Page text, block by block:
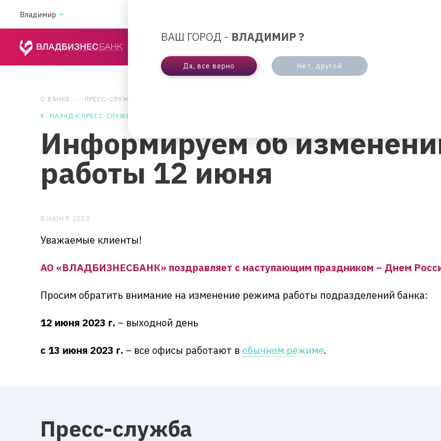
Владимир
ВАШ ГОРОД - ВЛАДИМИР ?
Да, все верно Нет, другой
О БАНКЕ ПРЕСС-СЛУЖБА
НАЗАД К ПРЕСС-СЛУЖБЕ
Информируем об
работы 12 июня
8 ИЮНЯ 2023
Уважаемые клиенты!
АО «ВЛАДБИЗНЕСБАНК» поздравляет с наступающим праздником – Днем
Просим обратить внимание на изменение режима работы подразделений банка:
12 июня 2023 г. – выходной день
с 13 июня 2023 г. – все офисы работают в обычном режиме.
Пресс-служба